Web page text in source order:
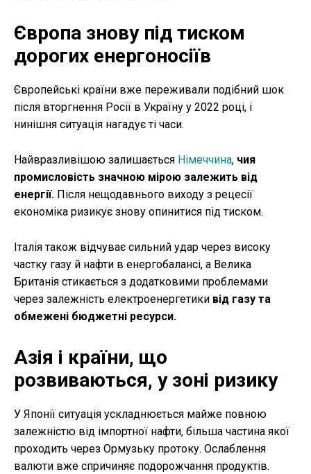
Європа знову під тиском
дорогих енергоносіїв
Європейські країни вже переживали подібний шок
після вторгнення Росії в Україну у 2022 році, і
нинішня ситуація нагадує ті часи.
Найвразливішою залишається Німеччина, чия
промисловість значною мірою залежить від
енергії. Після нещодавнього виходу з рецесії
економіка ризикує знову опинитися під тиском.
Італія також відчуває сильний удар через високу
частку газу й нафти в енергобалансі, а Велика
Британія стикається з додатковими проблемами
через залежність електроенергетики від газу та
обмежені бюджетні ресурси.
Азія і країни, що
розвиваються, у зоні ризику
У Японії ситуація ускладнюється майже повною
залежністю від імпортної нафти, більша частина якої
проходить через Ормузьку протоку. Ослаблення
валюти вже спричиняє подорожчання продуктів.